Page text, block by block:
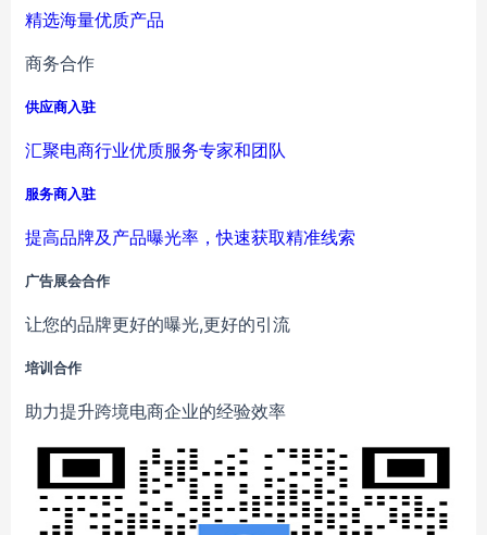
精选海量优质产品
商务合作
供应商入驻
汇聚电商行业优质服务专家和团队
服务商入驻
提高品牌及产品曝光率，快速获取精准线索
广告展会合作
让您的品牌更好的曝光,更好的引流
培训合作
助力提升跨境电商企业的经验效率